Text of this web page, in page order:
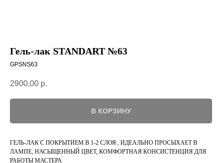
Гель-лак STANDART №63
GPSNS63
2900,00 р.
В КОРЗИНУ
ГЕЛЬ-ЛАК С ПОКРЫТИЕМ В 1-2 СЛОЯ , ИДЕАЛЬНО ПРОСЫХАЕТ В
ЛАМПЕ, НАСЫЩЕННЫЙ ЦВЕТ, КОМФОРТНАЯ КОНСИСТЕНЦИЯ ДЛЯ
РАБОТЫ МАСТЕРА